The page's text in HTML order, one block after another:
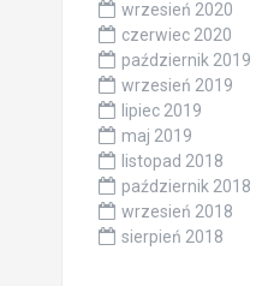
wrzesień 2020
czerwiec 2020
październik 2019
wrzesień 2019
lipiec 2019
maj 2019
listopad 2018
październik 2018
wrzesień 2018
sierpień 2018